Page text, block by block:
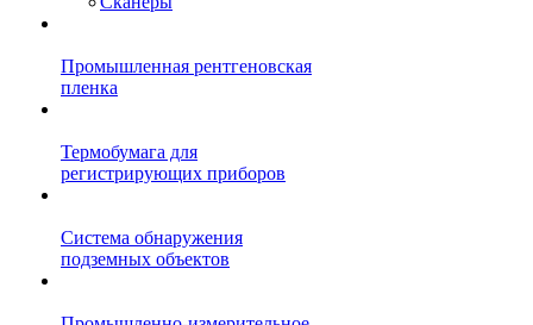
Промышленная рентгеновская
пленка
Термобумага для
регистрирующих приборов
Система обнаружения
подземных объектов